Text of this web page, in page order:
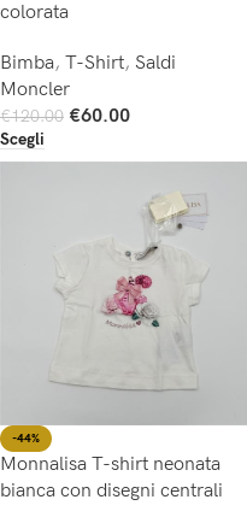
colorata
Bimba, T-Shirt, Saldi
Moncler
€120.00 €60.00
Scegli
-44%
Monnalisa T-shirt neonata
bianca con disegni centrali